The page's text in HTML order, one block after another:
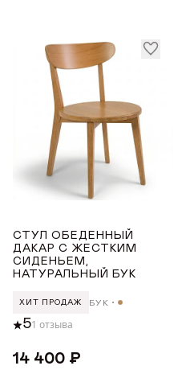
СТУЛ ОБЕДЕННЫЙ
ДАКАР С ЖЕСТКИМ
СИДЕНЬЕМ,
НАТУРАЛЬНЫЙ БУК
ХИТ ПРОДАЖ БУК
51 отзыва
14 400 ₽